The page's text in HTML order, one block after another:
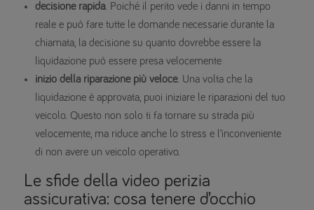
decisione rapida. Poiché il perito vede i danni in tempo
reale e può fare tutte le domande necessarie durante la
chiamata, la decisione su quanto dovrebbe essere la
liquidazione può essere presa velocemente
inizio della riparazione più veloce. Una volta che la
liquidazione è approvata, puoi iniziare le riparazioni del tuo
veicolo. Questo non solo ti fa tornare su strada più
velocemente, ma riduce anche lo stress e l’inconveniente
di non avere un veicolo operativo.
Le sfide della video perizia
assicurativa: cosa tenere d’occhio